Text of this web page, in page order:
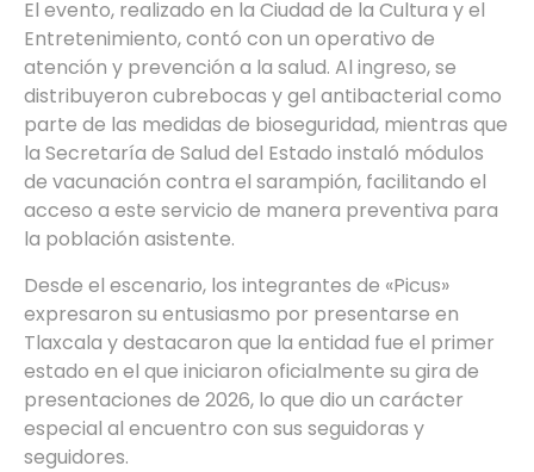
El evento, realizado en la Ciudad de la Cultura y el
Entretenimiento, contó con un operativo de
atención y prevención a la salud. Al ingreso, se
distribuyeron cubrebocas y gel antibacterial como
parte de las medidas de bioseguridad, mientras que
la Secretaría de Salud del Estado instaló módulos
de vacunación contra el sarampión, facilitando el
acceso a este servicio de manera preventiva para
la población asistente.
Desde el escenario, los integrantes de «Picus»
expresaron su entusiasmo por presentarse en
Tlaxcala y destacaron que la entidad fue el primer
estado en el que iniciaron oficialmente su gira de
presentaciones de 2026, lo que dio un carácter
especial al encuentro con sus seguidoras y
seguidores.